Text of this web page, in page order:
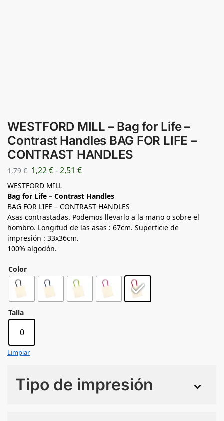
WESTFORD MILL – Bag for Life –
Contrast Handles BAG FOR LIFE –
CONTRAST HANDLES
1,79€ 1,22€-2,51 €
WESTFORD MILL
Bag for Life – Contrast Handles
BAG FOR LIFE – CONTRAST HANDLES
Asas contrastadas. Podemos llevarlo a la mano o sobre el
hombro. Longitud de las asas : 67cm. Superficie de
impresión : 33x36cm.
100% algodón.
Color
Talla
0
Limpiar
Tipo de impresión